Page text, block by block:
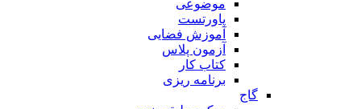
موضوعی
پاورتست
آموزش فضایی
آزمون پلاس
کتاب کار
برنامه ریزی
گاج